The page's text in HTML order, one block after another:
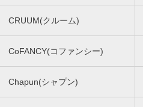
CRUUM(クルーム)
CoFANCY(コファンシー)
Chapun(シャプン)